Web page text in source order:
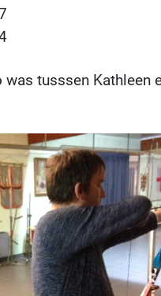
was tusssen